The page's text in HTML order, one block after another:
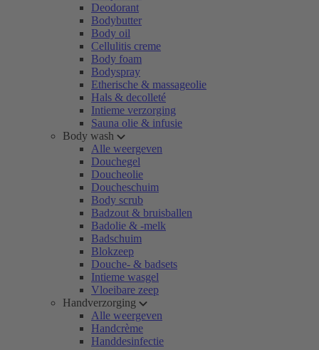
Deodorant
Bodybutter
Body oil
Cellulitis creme
Body foam
Bodyspray
Etherische & massageolie
Hals & decolleté
Intieme verzorging
Sauna olie & infusie
Body wash
Alle weergeven
Douchegel
Doucheolie
Doucheschuim
Body scrub
Badzout & bruisballen
Badolie & -melk
Badschuim
Blokzeep
Douche- & badsets
Intieme wasgel
Vloeibare zeep
Handverzorging
Alle weergeven
Handcrème
Handdesinfectie